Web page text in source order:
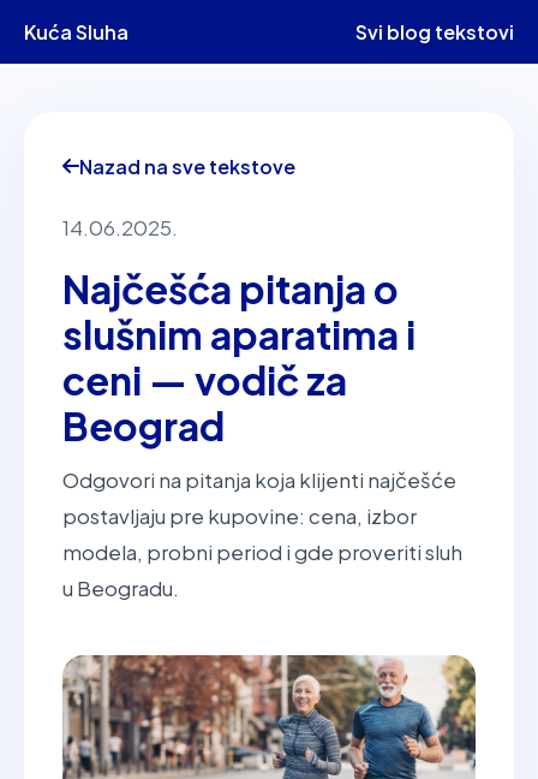
Kuća Sluha Svi blog tekstovi
Nazad na sve tekstove
14.06.2025.
Najčešća pitanja o
slušnim aparatima i
ceni — vodič za
Beograd
Odgovori na pitanja koja klijenti najčešće
postavljaju pre kupovine: cena, izbor
modela, probni period i gde proveriti sluh
u Beogradu.